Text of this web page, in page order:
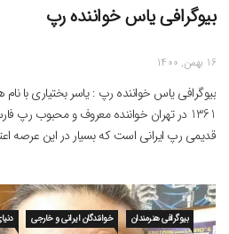
بیوگرافی یاس خواننده رپ
16 بهمن, 1400
1361 در تهران خواننده معروف و محبوب رپ
قدیمی رپ ایرانی است که بسیار در این عرصه
بیوگرافی هنرمندان خوانندگان ایرانی و خارجی